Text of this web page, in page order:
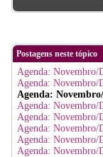
Postagens neste tópico
Agenda: Novembro/
Agenda: Novembro/
Agenda:
Agenda: Novembro/
Agenda: Novembro/
Agenda: Novembro/
Agenda: Novembro/
Agenda: Novembro/